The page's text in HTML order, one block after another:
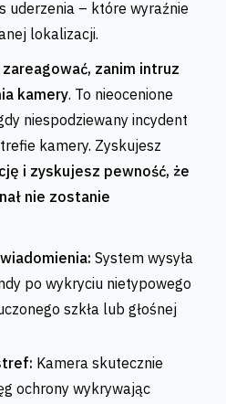
uderzenia – które wyraźnie
lokalizacji.
zareagować, zanim intruz
kamery. To nieocenione
niespodziewany incydent
kamery. Zyskujesz
i zyskujesz pewność, że
nie zostanie
System wysyła
po wykryciu nietypowego
szkła lub głośnej
Kamera skutecznie
ochrony wykrywając